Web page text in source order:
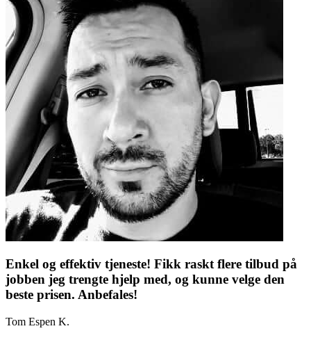
Enkel og effektiv tjeneste! Fikk raskt flere tilbud på
jobben jeg trengte hjelp med, og kunne velge den
beste prisen. Anbefales!
Tom Espen K.